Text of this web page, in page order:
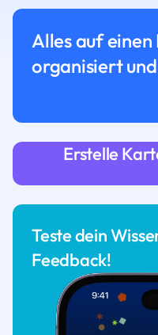
Alles auf einen
organisiert
Erstelle
Teste dein
Feedback!